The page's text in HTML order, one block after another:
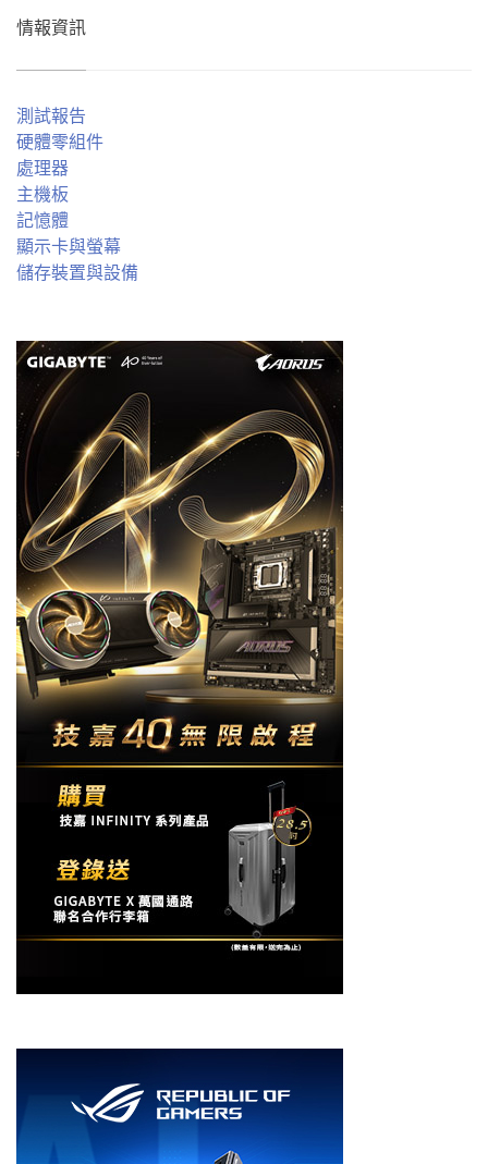
情報資訊
測試報告
硬體零組件
處理器
主機板
記憶體
顯示卡與螢幕
儲存裝置與設備